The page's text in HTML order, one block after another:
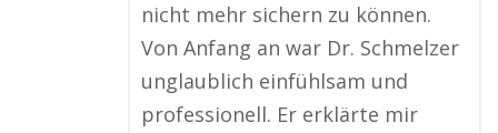
nicht mehr sichern zu können.
Von Anfang an war Dr. Schmelzer
unglaublich einfühlsam und
professionell. Er erklärte mir